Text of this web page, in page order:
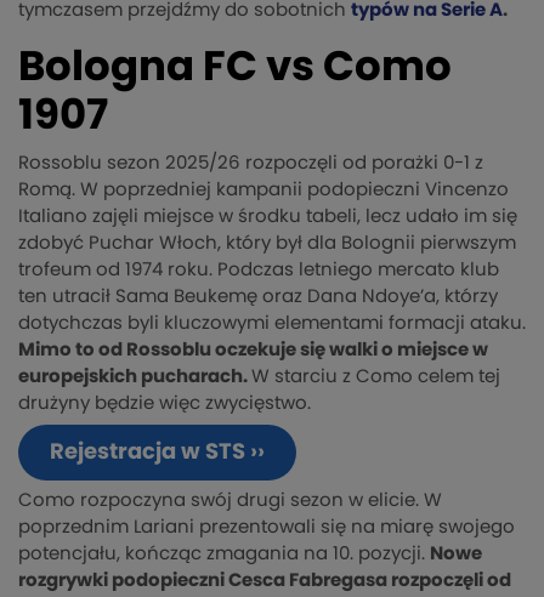
tymczasem przejdźmy do sobotnich typów na Serie A.
Bologna FC vs Como
1907
Rossoblu sezon 2025/26 rozpoczęli od porażki 0-1 z
Romą. W poprzedniej kampanii podopieczni Vincenzo
Italiano zajęli miejsce w środku tabeli, lecz udało im się
zdobyć Puchar Włoch, który był dla Bolognii pierwszym
trofeum od 1974 roku. Podczas letniego mercato klub
ten utracił Sama Beukemę oraz Dana Ndoye’a, którzy
dotychczas byli kluczowymi elementami formacji ataku.
Mimo to od Rossoblu oczekuje się walki o miejsce w
europejskich pucharach. W starciu z Como celem tej
drużyny będzie więc zwycięstwo.
Rejestracja w STS ››
Como rozpoczyna swój drugi sezon w elicie. W
poprzednim Lariani prezentowali się na miarę swojego
potencjału, kończąc zmagania na 10. pozycji. Nowe
rozgrywki podopieczni Cesca Fabregasa rozpoczęli od